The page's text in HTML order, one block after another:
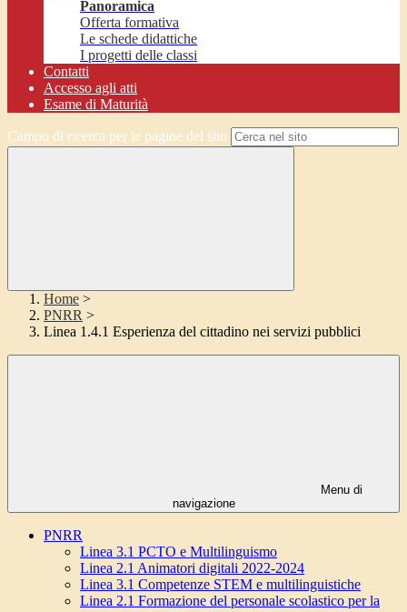
Panoramica
Offerta formativa
Le schede didattiche
I progetti delle classi
Contatti
Accesso agli atti
Esame di Maturità
Campo di ricerca per le pagine del sito
Home >
PNRR >
Linea 1.4.1 Esperienza del cittadino nei servizi pubblici
Menu di
navigazione
PNRR
Linea 3.1 PCTO e Multilinguismo
Linea 2.1 Animatori digitali 2022-2024
Linea 3.1 Competenze STEM e multilinguistiche
Linea 2.1 Formazione del personale scolastico per la